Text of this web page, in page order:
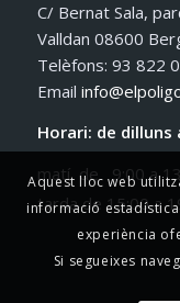
C/ Bernat Sala,
Valldan 08600
Telèfons: 93 822
Email
Horari: de dilluns
matí de 9:00 a
tarda de 15:00 a
Aquest lloc web
informació
experiència
Si segueixes